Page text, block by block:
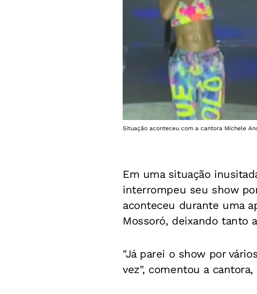
Situação aconteceu com a cantora Michele
Em uma situação
interrompeu seu show
aconteceu durante uma
Mossoró, deixando tanto
"Já parei o show por
vez", comentou a